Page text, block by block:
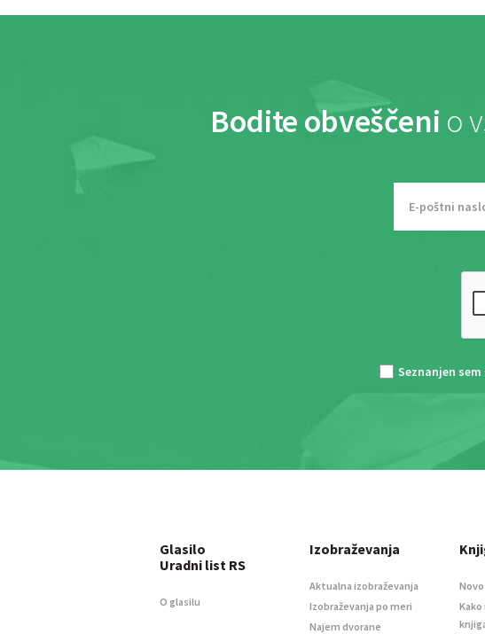
Bodite obveščeni o
Seznanjen sem
Glasilo
Uradni list RS
O glasilu
Izobraževanja
Aktualna izobraževanja
Izobraževanja po meri
Najem dvorane